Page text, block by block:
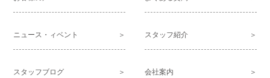
ニュース・ィベント スタッフ紹介
スタッフブログ 会社案内